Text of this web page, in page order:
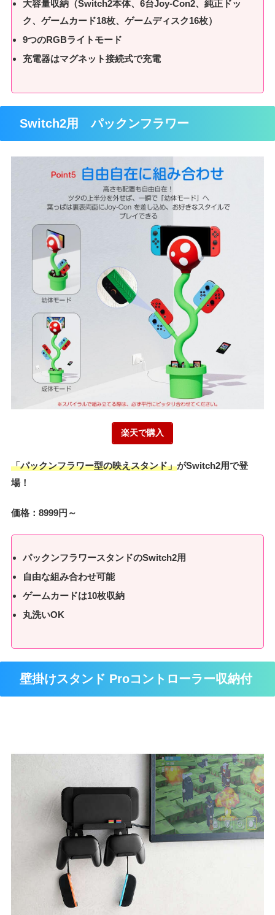
大容量収納（Switch2本体、6台Joy-Con2、純正ドッ
ク、ゲームカード18枚、ゲームディスク16枚）
9つのRGBライトモード
充電器はマグネット接続式で充電
Switch2用 パックンフラワー
楽天で購入
「パックンフラワー型の映えスタンド」がSwitch2用で登
場！
価格：8999円～
パックンフラワースタンドのSwitch2用
自由な組み合わせ可能
ゲームカードは10枚収納
丸洗いOK
壁掛けスタンド Proコントローラー収納付